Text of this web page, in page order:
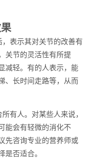
表示其对关节的改善有
关节的灵活性有所提
减轻。有的人表示，能
、长时间走路等，从而
有人。对某些人来说，
能会有轻微的消化不
先咨询专业的营养师或
是否适合。